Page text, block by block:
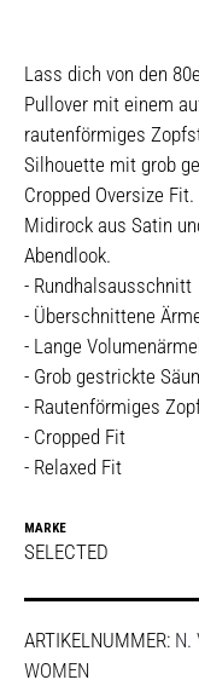
Lass dich von den
Pullover mit einem
rautenförmiges
Silhouette mit grob
Cropped Oversize
Midirock aus Satin
Abendlook.
- Rundhalsausschnitt
- Überschnittene
- Lange Volumenärmel
- Grob gestrickte
- Rautenförmiges
- Cropped Fit
- Relaxed Fit
MARKE
SELECTED
ARTIKELNUMMER: N.
WOMEN